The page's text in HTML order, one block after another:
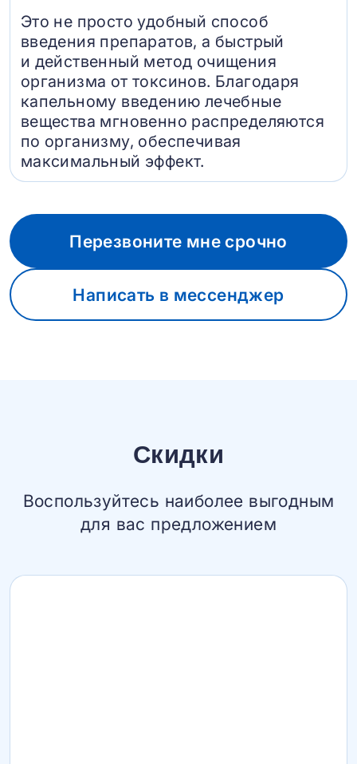
Это не просто удобный способ
введения препаратов, а быстрый
и действенный метод очищения
организма от токсинов. Благодаря
капельному введению лечебные
вещества мгновенно распределяются
по организму, обеспечивая
максимальный эффект.
Перезвоните мне срочно
Написать в мессенджер
Скидки
Воспользуйтесь наиболее выгодным
для вас предложением